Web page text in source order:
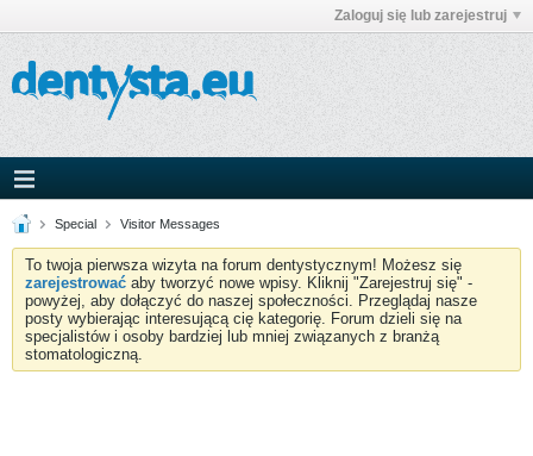
Zaloguj się lub zarejestruj
Special Visitor Messages
To twoja pierwsza wizyta na forum dentystycznym! Możesz się
zarejestrować aby tworzyć nowe wpisy. Kliknij "Zarejestruj się" -
powyżej, aby dołączyć do naszej społeczności. Przeglądaj nasze
posty wybierając interesującą cię kategorię. Forum dzieli się na
specjalistów i osoby bardziej lub mniej związanych z branżą
stomatologiczną.